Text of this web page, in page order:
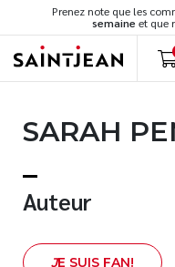
Prenez note que les
semaine et que
Romans
Développement
Spiritualité
SARAH
Auteur
JE SUIS FAN!